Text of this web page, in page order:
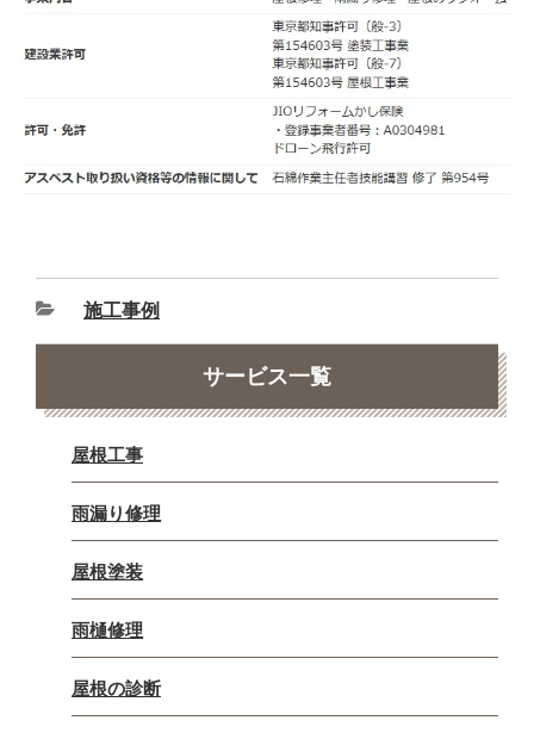
施工事例
サービス一覧
屋根工事
雨漏り修理
屋根塗装
雨樋修理
屋根の診断